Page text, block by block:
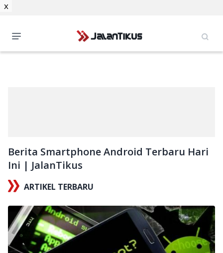
Berita Smartphone Android Terbaru Hari
Ini | JalanTikus
ARTIKEL TERBARU
x